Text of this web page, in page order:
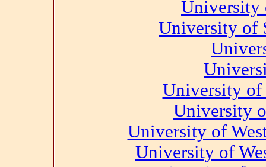
University
University of
University of
University
University of
University of